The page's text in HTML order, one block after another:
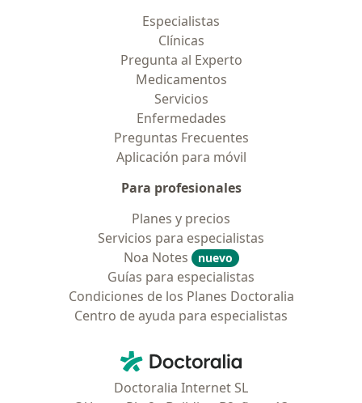
Especialistas
Clínicas
Pregunta al Experto
Medicamentos
Servicios
Enfermedades
Preguntas Frecuentes
Aplicación para móvil
Para profesionales
Planes y precios
Servicios para especialistas
Noa Notes
nuevo
Guías para especialistas
Condiciones de los Planes Doctoralia
Centro de ayuda para especialistas
Doctoralia - Página de inicio
Doctoralia Internet SL